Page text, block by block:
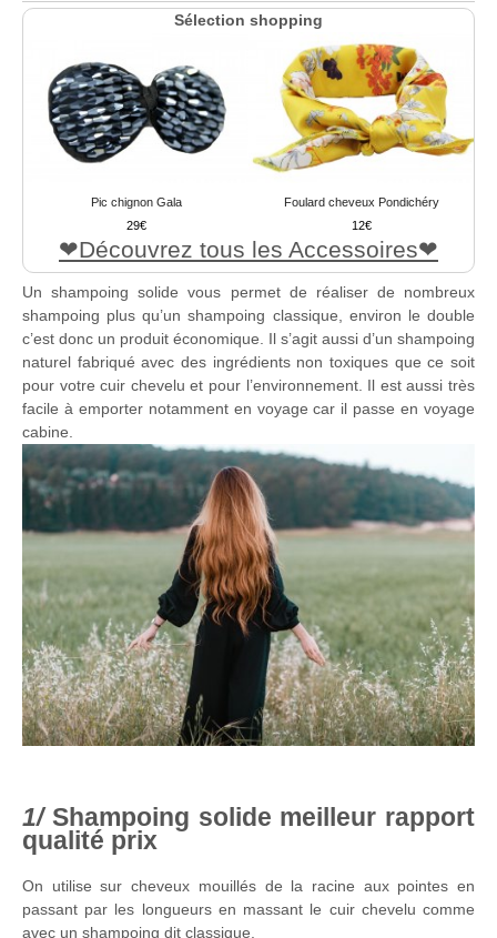
Sélection shopping
Pic chignon Gala
29
Foulard cheveux Pondichéry
12
Découvrez tous les Accessoires
Un shampoing solide vous permet de réaliser de nombreux
shampoing plus qu’un shampoing classique, environ le double
c’est donc un produit économique. Il s’agit aussi d’un shampoing
naturel fabriqué avec des ingrédients non toxiques que ce soit
pour votre cuir chevelu et pour l’environnement. Il est aussi très
facile à emporter notamment en voyage car il passe en voyage
cabine.
Shampoing solide meilleur rapport
qualité prix
On utilise sur cheveux mouillés de la racine aux pointes en
passant par les longueurs en massant le cuir chevelu comme
avec un shampoing dit classique.